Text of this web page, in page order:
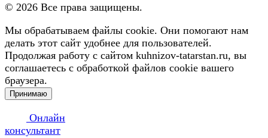
© 2026 Все права защищены.
Мы обрабатываем файлы cookie. Они помогают нам
делать этот сайт удобнее для пользователей.
Продолжая работу с сайтом kuhnizov-tatarstan.ru, вы
соглашаетесь с обработкой файлов cookie вашего
браузера.
Принимаю
Онлайн
консультант